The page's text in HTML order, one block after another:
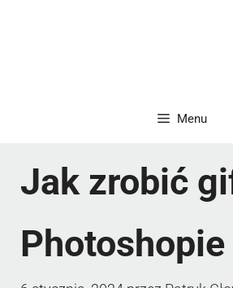
Menu
Jak zrobić
Photoshopie